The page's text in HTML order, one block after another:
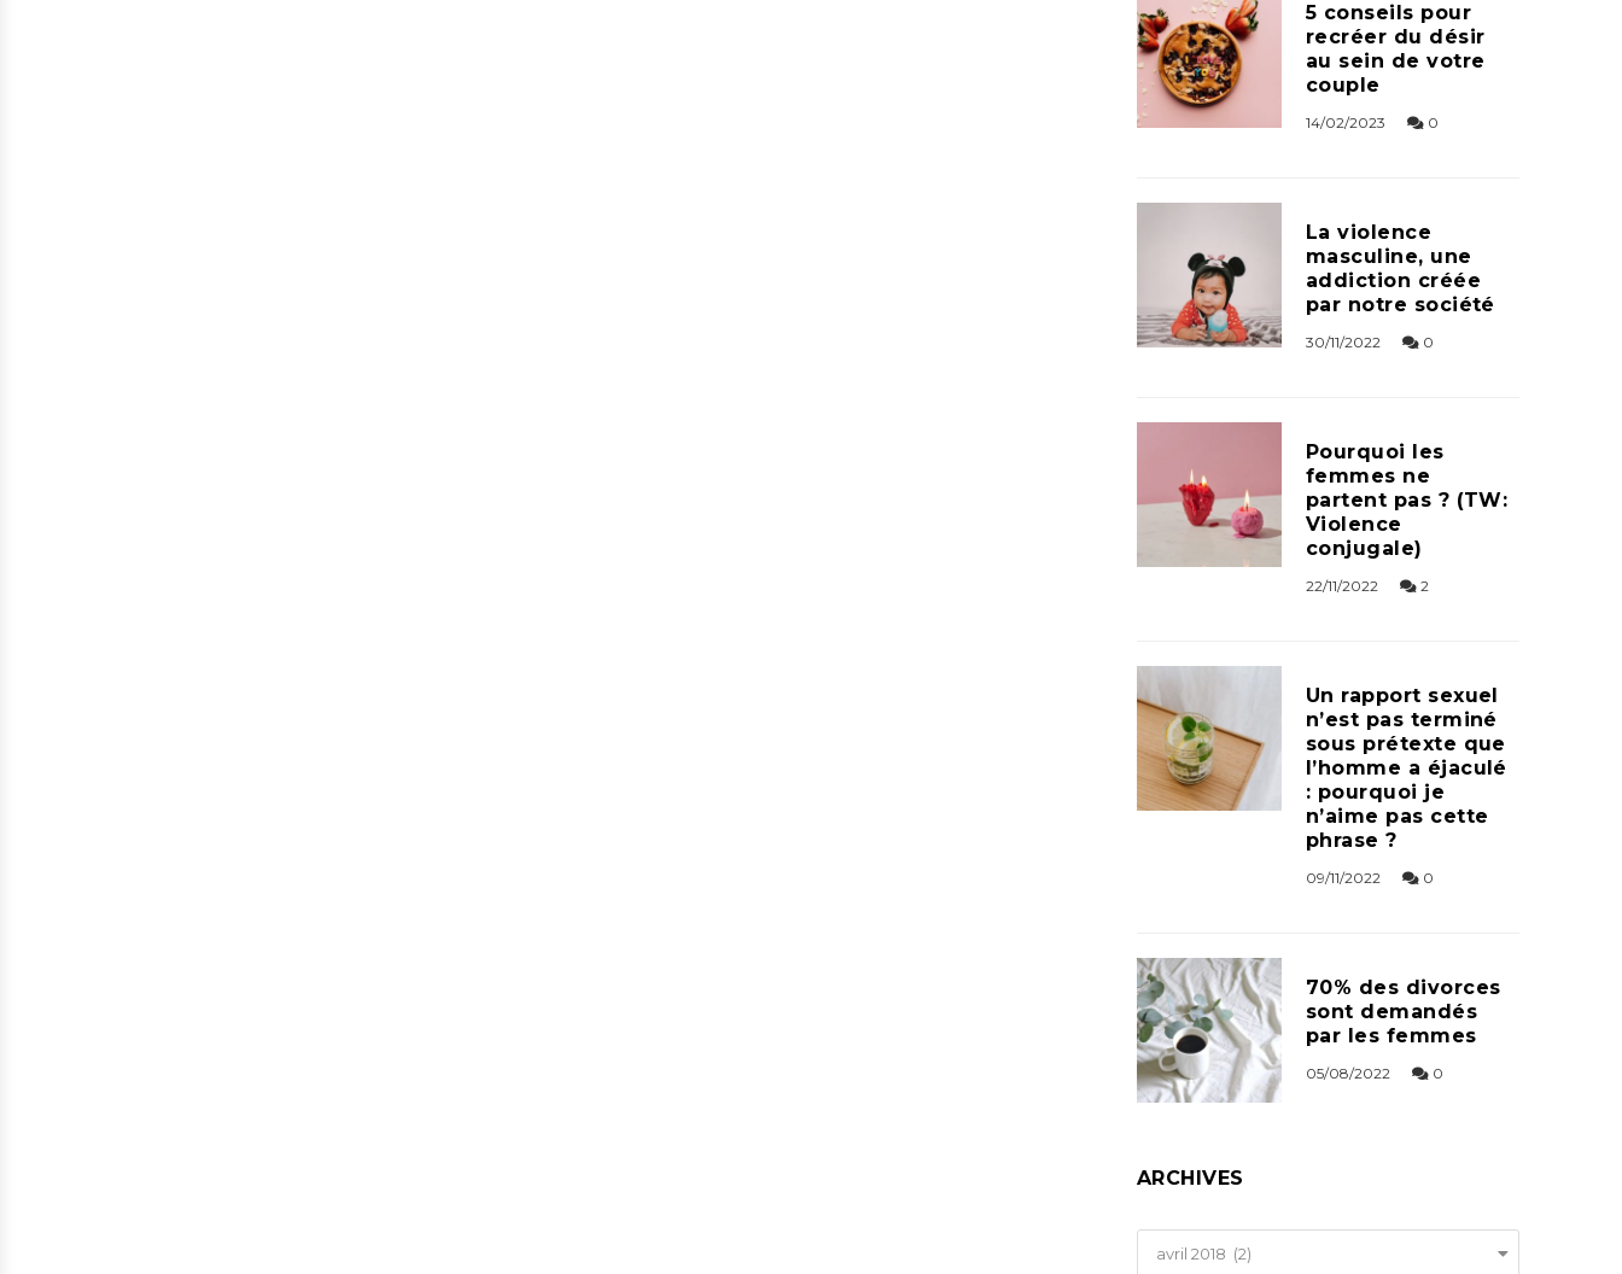
5 conseils pour
recréer du désir
au sein de votre
couple
14/02/2023 0
La violence
masculine, une
addiction créée
par notre société
30/11/2022 0
Pourquoi les
femmes ne
partent pas ? (TW:
Violence
conjugale)
22/11/2022 2
Un rapport sexuel
n’est pas terminé
sous prétexte que
l’homme a éjaculé
: pourquoi je
n’aime pas cette
phrase ?
09/11/2022 0
70% des divorces
sont demandés
par les femmes
05/08/2022 0
ARCHIVES
Archives
avril 2018 (2)